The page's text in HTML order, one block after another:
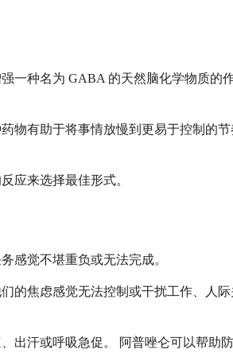
一种名为 GABA 的天然脑化学物质的
有助于将事情放慢到更易于控制的
应来选择最佳形式。
感觉不堪重负或无法完成。
的焦虑感觉无法控制或干扰工作、人
出汗或呼吸急促。 阿普唑仑可以帮助